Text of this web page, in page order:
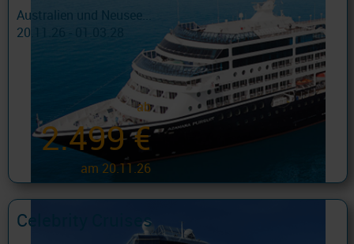
Australien und Neusee...
20.11.26 - 01.03.28
ab
2.499 €
am 20.11.26
Celebrity Cruises